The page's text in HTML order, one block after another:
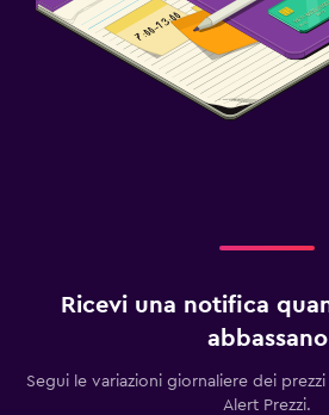
Ricevi una notifica
abbassano
Segui le variazioni giornaliere dei
Alert Prezzi.